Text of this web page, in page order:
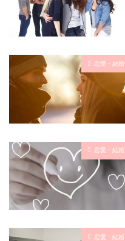
恋愛・結婚
恋愛・結婚
恋愛・結婚